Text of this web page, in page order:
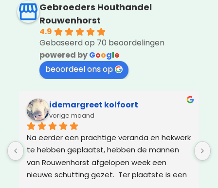
Gebroeders Houthandel
Rouwenhorst
4.9
Gebaseerd op 70 beoordelingen
powered byGoogle
beoordeel ons op
idemargreet kolfoort
vorige maand
Na eerder een prachtige veranda en hekwerk
te hebben geplaatst, hebben de mannen
van Rouwenhorst afgelopen week een
nieuwe schutting gezet.  Ter plaatste is een